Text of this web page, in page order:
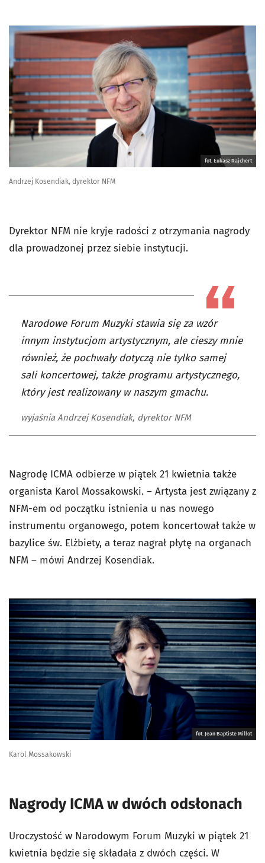
fot. Łukasz Rajchert
Andrzej Kosendiak, dyrektor NFM
Dyrektor NFM nie kryje radości z otrzymania nagrody
dla prowadzonej przez siebie instytucji.
Narodowe Forum Muzyki stawia się za wzór
innym instytucjom artystycznym, ale cieszy mnie
również, że pochwały dotyczą nie tylko samej
sali koncertowej, także programu artystycznego,
który jest realizowany w naszym gmachu.
wyjaśnia Andrzej Kosendiak, dyrektor NFM
Nagrodę ICMA odbierze w piątek 21 kwietnia także
organista Karol Mossakowski. – Artysta jest związany z
NFM-em od początku istnienia u nas nowego
instrumentu organowego, potem koncertował także w
bazylice św. Elżbiety, a teraz nagrał płytę na organach
NFM – mówi Andrzej Kosendiak.
fot. Jean Baptiste Millot
Karol Mossakowski
Nagrody ICMA w dwóch odsłonach
Uroczystość w Narodowym Forum Muzyki w piątek 21
kwietnia będzie się składała z dwóch części. W